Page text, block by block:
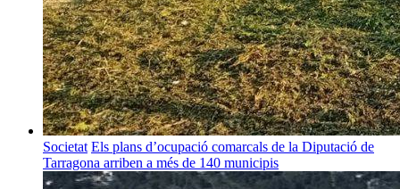
Societat Els plans d’ocupació comarcals de la Diputació de
Tarragona arriben a més de 140 municipis